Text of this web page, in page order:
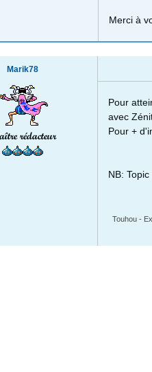
Merci à
Marik78
rédacteur
Pour
avec
Pour +
NB:
Touhou -